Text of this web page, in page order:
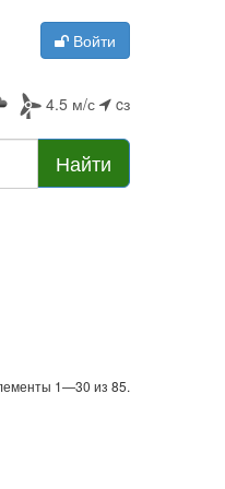
Войти
4.5 м/с cз
Найти
1—30 из 85.